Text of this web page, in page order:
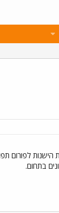
לפורום
בתחום.